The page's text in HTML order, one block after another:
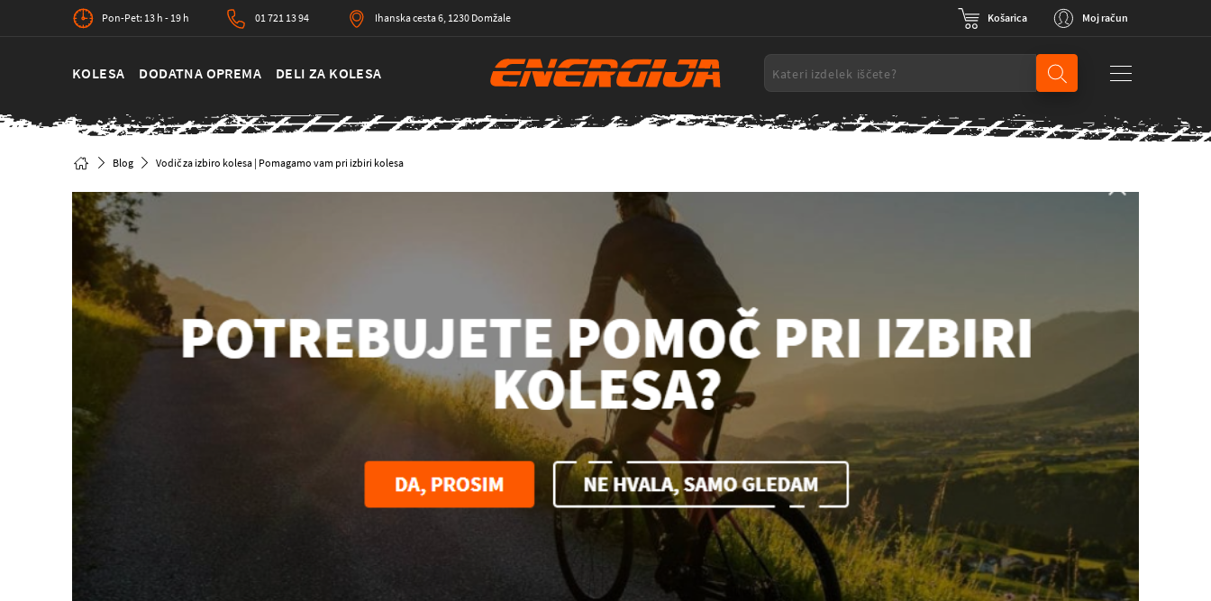
Pon-Pet: 13 h - 19 h 01 721 13 94 Ihanska cesta 6, 1230 Domžale Košarica Moj račun
KOLESA DODATNA OPREMA DELI ZA KOLESA
Blog Vodič za izbiro kolesa | Pomagamo vam pri izbiri kolesa